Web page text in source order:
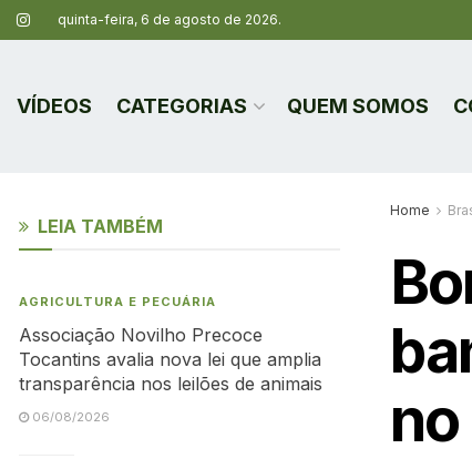
quinta-feira, 6 de agosto de 2026.
VÍDEOS CATEGORIAS QUEM SOMOS
Home
LEIA TAMBÉM
AGRICULTURA E PECUÁRIA
Associação Novilho Precoce
Tocantins avalia nova lei que amplia
transparência nos leilões de animais
06/08/2026